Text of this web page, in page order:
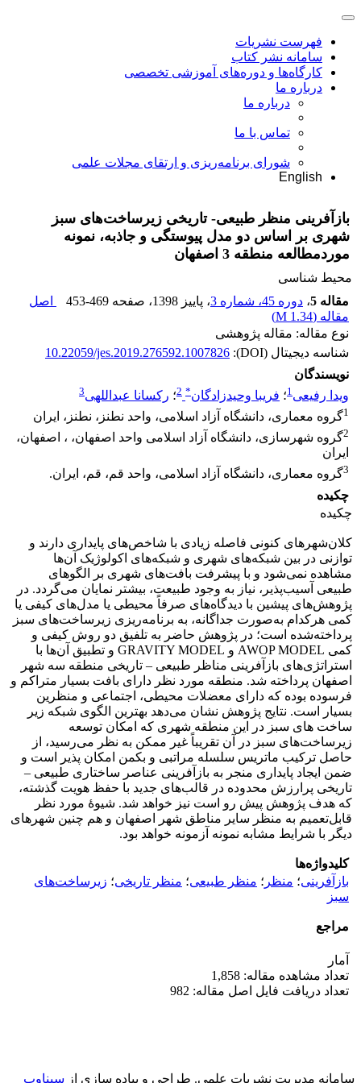
فهرست نشریات
سامانه نشر کتاب
کارگاه‌ها و دوره‌های آموزشی تخصصی
درباره ما
درباره ما
تماس با ما
شورای برنامه‌ریزی و ارتقای مجلات علمی
English
بازآفرینی منظر طبیعی- تاریخی زیرساخت‌های سبز
شهری بر اساس دو مدل پیوستگی و جاذبه، نمونه
موردمطالعه منطقه 3 اصفهان
محیط شناسی
مقاله 5
، دوره 45، شماره 3 ، پاییز 1398 ، صفحه 453-469
اصل
مقاله (1.34 M
)
نوع مقاله: مقاله پژوهشی
شناسه دیجیتال (DOI):
10.22059/jes.2019.276592.1007826
نویسندگان
ویدا رفیعی1؛ فریبا وحیدزادگان*
2؛ رکسانا عبداللهی3
1گروه معماری، دانشگاه آزاد اسلامی، واحد نطنز، نطنز، ایران
2گروه شهرسازی، دانشگاه آزاد اسلامی واحد اصفهان، ، اصفهان،
ایران
3گروه معماری، دانشگاه آزاد اسلامی، واحد قم، قم، ایران.
چکیده
چکیده
کلان‌شهرهای کنونی فاصله زیادی با شاخص‌های پایداری دارند و
توازنی در بین شبکه‌های شهری و شبکه‌های اکولوژیک آن‌ها
مشاهده نمی‌شود و با پیشرفت بافت‌های شهری بر الگوهای
طبیعی آسیب‌پذیر، نیاز به وجود طبیعت، بیشتر نمایان می‌گردد. در
پژوهش‌های پیشین با دیدگاه‌های صرفاً محیطی یا مدل‌های کیفی یا
کمی هرکدام به‌صورت جداگانه، به برنامه‌ریزی زیرساخت‌های سبز
پرداخته‌شده است؛ در پژوهش حاضر به تلفیق دو روش کیفی و
کمی AWOP MODEL و GRAVITY MODEL و تطبیق آن‌ها با
استراتژی‌های بازآفرینی مناظر طبیعی – تاریخی منطقه سه شهر
اصفهان پرداخته شد. منطقه مورد نظر دارای بافت بسیار متراکم و
فرسوده بوده که دارای معضلات محیطی، اجتماعی و منظرین
بسیار است. نتایج پژوهش نشان می‌دهد بهترین الگوی شبکه زیر
ساخت های سبز در این منطقه شهری که امکان توسعه
زیرساخت‌های سبز در آن تقریباً غیر ممکن به نظر می‌رسید، از
حاصل ترکیب ماتریس سلسله مراتبی و بکمن امکان پذیر است و
ضمن ایجاد پایداری منجر به بازآفرینی عناصر ساختاری طبیعی –
تاریخی پرارزش محدوده در قالب‌های جدید با حفظ هویت گذشته،
که هدف پژوهش پیش رو است نیز خواهد شد. شیوهٔ مورد نظر
قابل‌تعمیم به منظر سایر مناطق شهر اصفهان و هم چنین شهرهای
دیگر با شرایط مشابه نمونه آزمونه خواهد بود.
کلیدواژه‌ها
بازآفرینی؛ منظر ؛ منظر طبیعی؛ منظر تاریخی؛ زیرساخت‌های
سبز
مراجع
آمار
تعداد مشاهده مقاله: 1,858
تعداد دریافت فایل اصل مقاله: 982
سامانه مدیریت نشریات علمی. طراحی و پیاده سازی از سیناوب